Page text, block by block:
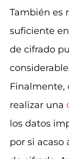
También es
suficiente
de cifrado
Finalmente,
realizar una
los datos
por si acaso